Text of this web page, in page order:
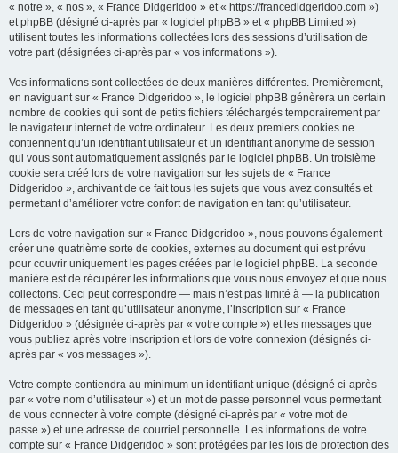
« notre », « nos », « France Didgeridoo » et « https://francedidgeridoo.com »)
et phpBB (désigné ci-après par « logiciel phpBB » et « phpBB Limited »)
utilisent toutes les informations collectées lors des sessions d’utilisation de
votre part (désignées ci-après par « vos informations »).
Vos informations sont collectées de deux manières différentes. Premièrement,
en naviguant sur « France Didgeridoo », le logiciel phpBB génèrera un certain
nombre de cookies qui sont de petits fichiers téléchargés temporairement par
le navigateur internet de votre ordinateur. Les deux premiers cookies ne
contiennent qu’un identifiant utilisateur et un identifiant anonyme de session
qui vous sont automatiquement assignés par le logiciel phpBB. Un troisième
cookie sera créé lors de votre navigation sur les sujets de « France
Didgeridoo », archivant de ce fait tous les sujets que vous avez consultés et
permettant d’améliorer votre confort de navigation en tant qu’utilisateur.
Lors de votre navigation sur « France Didgeridoo », nous pouvons également
créer une quatrième sorte de cookies, externes au document qui est prévu
pour couvrir uniquement les pages créées par le logiciel phpBB. La seconde
manière est de récupérer les informations que vous nous envoyez et que nous
collectons. Ceci peut correspondre — mais n’est pas limité à — la publication
de messages en tant qu’utilisateur anonyme, l’inscription sur « France
Didgeridoo » (désignée ci-après par « votre compte ») et les messages que
vous publiez après votre inscription et lors de votre connexion (désignés ci-
après par « vos messages »).
Votre compte contiendra au minimum un identifiant unique (désigné ci-après
par « votre nom d’utilisateur ») et un mot de passe personnel vous permettant
de vous connecter à votre compte (désigné ci-après par « votre mot de
passe ») et une adresse de courriel personnelle. Les informations de votre
compte sur « France Didgeridoo » sont protégées par les lois de protection des